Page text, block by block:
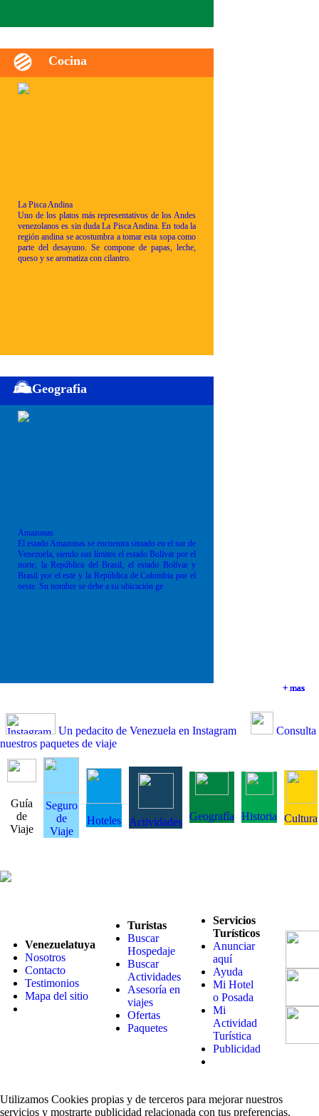
+ mas
+ mas
Cocina
La Pisca Andina
Uno de los platos más representativos de los Andes
venezolanos es sin duda La Pisca Andina. En toda la
región andina se acostumbra a tomar esta sopa como
parte del desayuno. Se compone de papas, leche,
queso y se aromatiza con cilantro.
+ mas
Geografia
Amazonas
El estado Amazonas se encuentra situado en el sur de
Venezuela, siendo sus límites el estado Bolívar por el
norte; la República del Brasil; el estado Bolívar y
Brasil por el este y la República de Colombia por el
oeste. Su nombre se debe a su ubicación ge
+ mas
Un pedacito de Venezuela en Instagram
Consulta
nuestros paquetes de viaje
Guía
de
Viaje
Seguro
de
Viaje
Hoteles Actividades Geografía Historia Cultura
Venezuelatuya
Nosotros
Contacto
Testimonios
Mapa del sitio
Turistas
Buscar
Hospedaje
Buscar
Actividades
Asesoría en
viajes
Ofertas
Paquetes
Servicios
Turísticos
Anunciar
aquí
Ayuda
Mi Hotel
o Posada
Mi
Actividad
Turística
Publicidad
Utilizamos Cookies propias y de terceros para mejorar nuestros
servicios y mostrarte publicidad relacionada con tus preferencias.